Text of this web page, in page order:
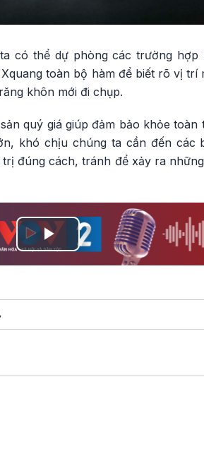
có thể dự phòng các trường
toàn bộ hàm để biết rõ vị trí
khôn mới đi chụp.
quý giá giúp đảm bảo khỏe
khó chịu chúng ta cần đến các
đúng cách, tránh để xảy ra
Play